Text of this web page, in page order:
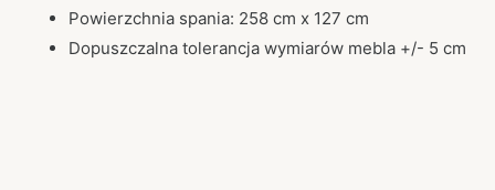
Powierzchnia spania: 258 cm x 127 cm
Dopuszczalna tolerancja wymiarów mebla +/- 5 cm